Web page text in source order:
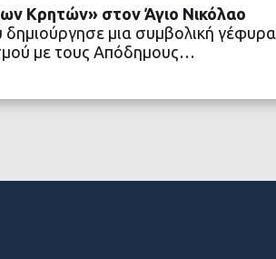
ΠΕΡΙΣΣΟΤΕΡΑ
Κρητών» στον Άγιο Νικόλαο
μια συμβολική γέφυρα
με τους Απόδημους…